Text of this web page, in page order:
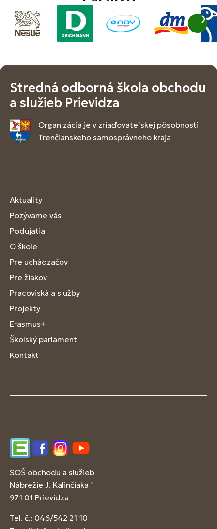
Stredná odborná škola obchodu
a služieb Prievidza
Organizácia je v zriaďovateľskej pôsobnosti
Trenčianskeho samosprávneho kraja
Aktuality
Pozývame vás
Podujatia
O škole
Pre uchádzačov
Pre žiakov
Pracoviská a služby
Projekty
Erasmus+
Školský parlament
Kontakt
EdupageFacebookInstagram
YouTube
SOŠ obchodu a služieb
Nábrežie J. Kalinčiaka 1
971 01 Prievidza
Tel. č.: 046/542 21 10